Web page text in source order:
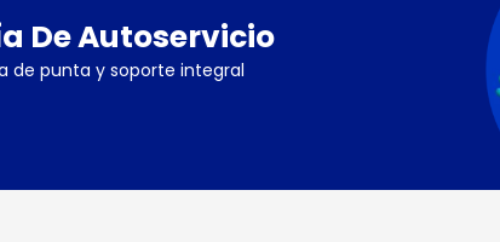
De Autoservicio
de punta y soporte integral